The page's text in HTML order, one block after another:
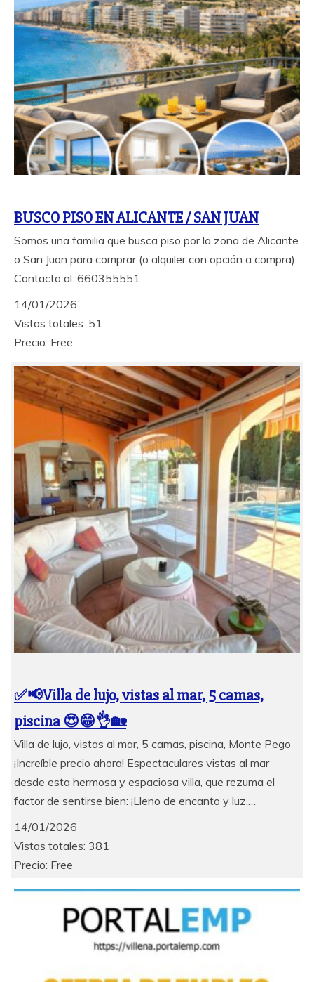
BUSCO PISO EN ALICANTE / SAN JUAN
Somos una familia que busca piso por la zona de Alicante
o San Juan para comprar (o alquiler con opción a compra).
Contacto al: 660355551
14/01/2026
Vistas totales: 51
Precio: Free
✅📢Villa de lujo, vistas al mar, 5 camas,
piscina 😍😁👌🏡
Villa de lujo, vistas al mar, 5 camas, piscina, Monte Pego
¡Increíble precio ahora! Espectaculares vistas al mar
desde esta hermosa y espaciosa villa, que rezuma el
factor de sentirse bien: ¡Lleno de encanto y luz,…
14/01/2026
Vistas totales: 381
Precio: Free